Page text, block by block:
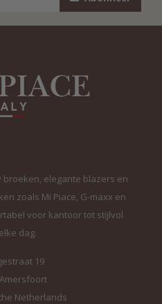
broeken, elegante blazers en
zoals Mi Piace, G-maxx en
voor kantoor tot stijlvol
dag.
19
Netherlands